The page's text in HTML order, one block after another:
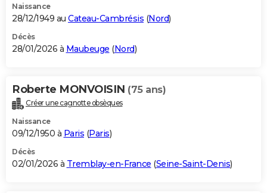
Naissance
28/12/1949 au Cateau-Cambrésis (Nord)
Décès
28/01/2026 à Maubeuge (Nord)
Roberte MONVOISIN (75 ans)
Créer une cagnotte obsèques
Naissance
09/12/1950 à Paris (Paris)
Décès
02/01/2026 à Tremblay-en-France (Seine-Saint-Denis)